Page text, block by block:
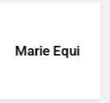
Equi